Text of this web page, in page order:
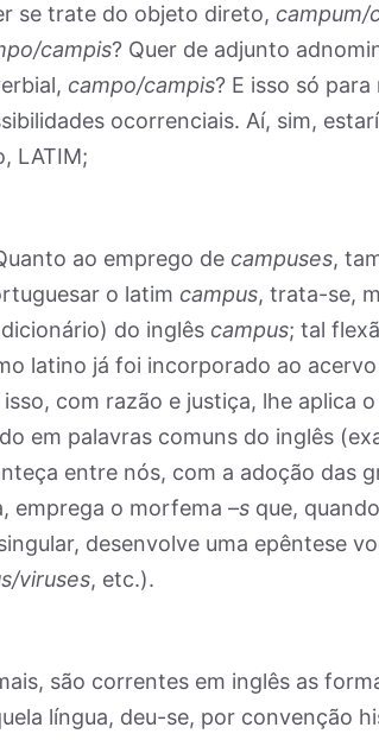
se trate do objeto direto, campum/
campis? Quer de adjunto
campo/campis? E isso só
ocorrenciais. Aí, sim,
LATIM;
ao emprego de campuses,
o latim campus, trata-se,
do inglês campus; tal
latino já foi incorporado ao
com razão e justiça, lhe aplica
em palavras comuns do inglês
entre nós, com a adoção das
emprega o morfema –s que,
desenvolve uma epêntese
viruses, etc.).
são correntes em inglês as
língua, deu-se, por convenção